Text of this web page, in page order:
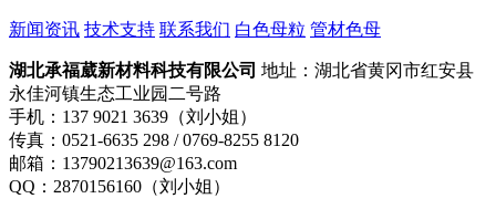
新闻资讯 技术支持 联系我们 白色母粒 管材色母
湖北承福葳新材料科技有限公司 地址：湖北省黄冈市红安县
永佳河镇生态工业园二号路
手机：137 9021 3639（刘小姐）
传真：0521-6635 298 / 0769-8255 8120
邮箱：13790213639@163.com
QQ：2870156160（刘小姐）